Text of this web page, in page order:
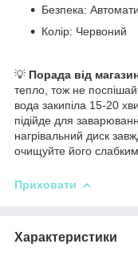
Безпека:
Колір: Червоний
💡 Порада від
тепло, тож не
вода закипіла 15-20
підійде для
нагрівальний диск
очищуйте його
Приховати
Характеристики